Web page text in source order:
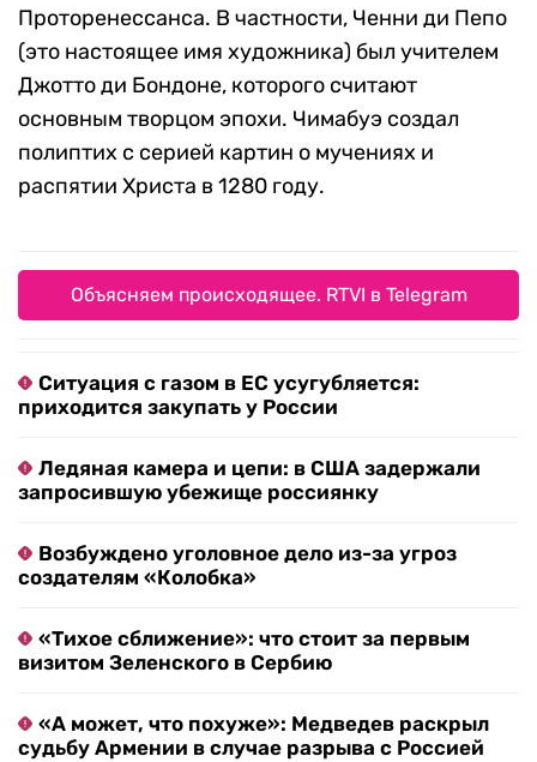
Проторенессанса. В частности, Ченни ди Пепо
(это настоящее имя художника) был учителем
Джотто ди Бондоне, которого считают
основным творцом эпохи. Чимабуэ создал
полиптих с серией картин о мучениях и
распятии Христа в 1280 году.
Объясняем происходящее. RTVI в Telegram
Ситуация с газом в ЕС усугубляется:
приходится закупать у России
Ледяная камера и цепи: в США задержали
запросившую убежище россиянку
Возбуждено уголовное дело из-за угроз
создателям «Колобка»
«Тихое сближение»: что стоит за первым
визитом Зеленского в Сербию
«А может, что похуже»: Медведев раскрыл
судьбу Армении в случае разрыва с Россией